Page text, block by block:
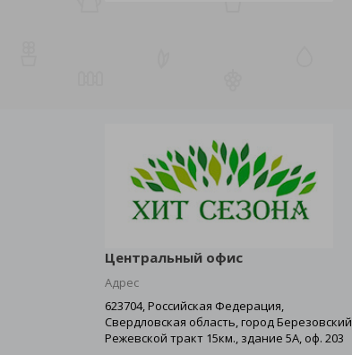
Центральный офис
Адрес
623704, Российская Федерация,
Свердловская область, город Березовский
Режевской тракт 15км., здание 5А, оф. 203